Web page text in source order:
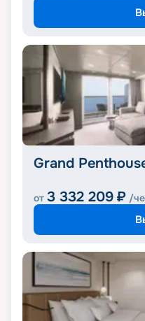
Grand
от 3 332 209 ₽ /